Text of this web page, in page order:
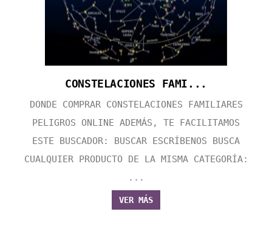
CONSTELACIONES FAMI...
DONDE COMPRAR CONSTELACIONES FAMILIARES
PELIGROS ONLINE ADEMÁS, TE FACILITAMOS
ESTE BUSCADOR: BUSCAR ESCRÍBENOS BUSCA
CUALQUIER PRODUCTO DE LA MISMA CATEGORÍA:
...
VER MÁS